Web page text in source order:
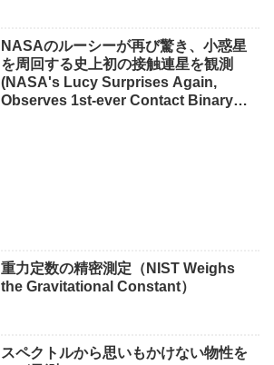
NASAのルーシーが再び驚き、小惑星
を周回する史上初の接触連星を観測
(NASA's Lucy Surprises Again,
Observes 1st-ever Contact Binary
重力定数の精密測定（NIST Weighs
the Gravitational Constant）
スペクトルから思いもかけない物性を